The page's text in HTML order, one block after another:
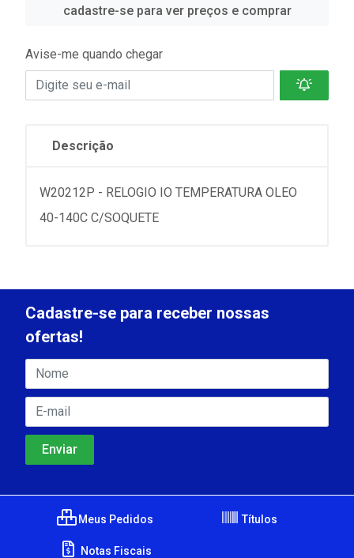
cadastre-se para ver preços e comprar
Avise-me quando chegar
Descrição
W20212P - RELOGIO IO TEMPERATURA OLEO
40-140C C/SOQUETE
Cadastre-se para receber nossas
ofertas!
Meus Pedidos Títulos
Notas Fiscais